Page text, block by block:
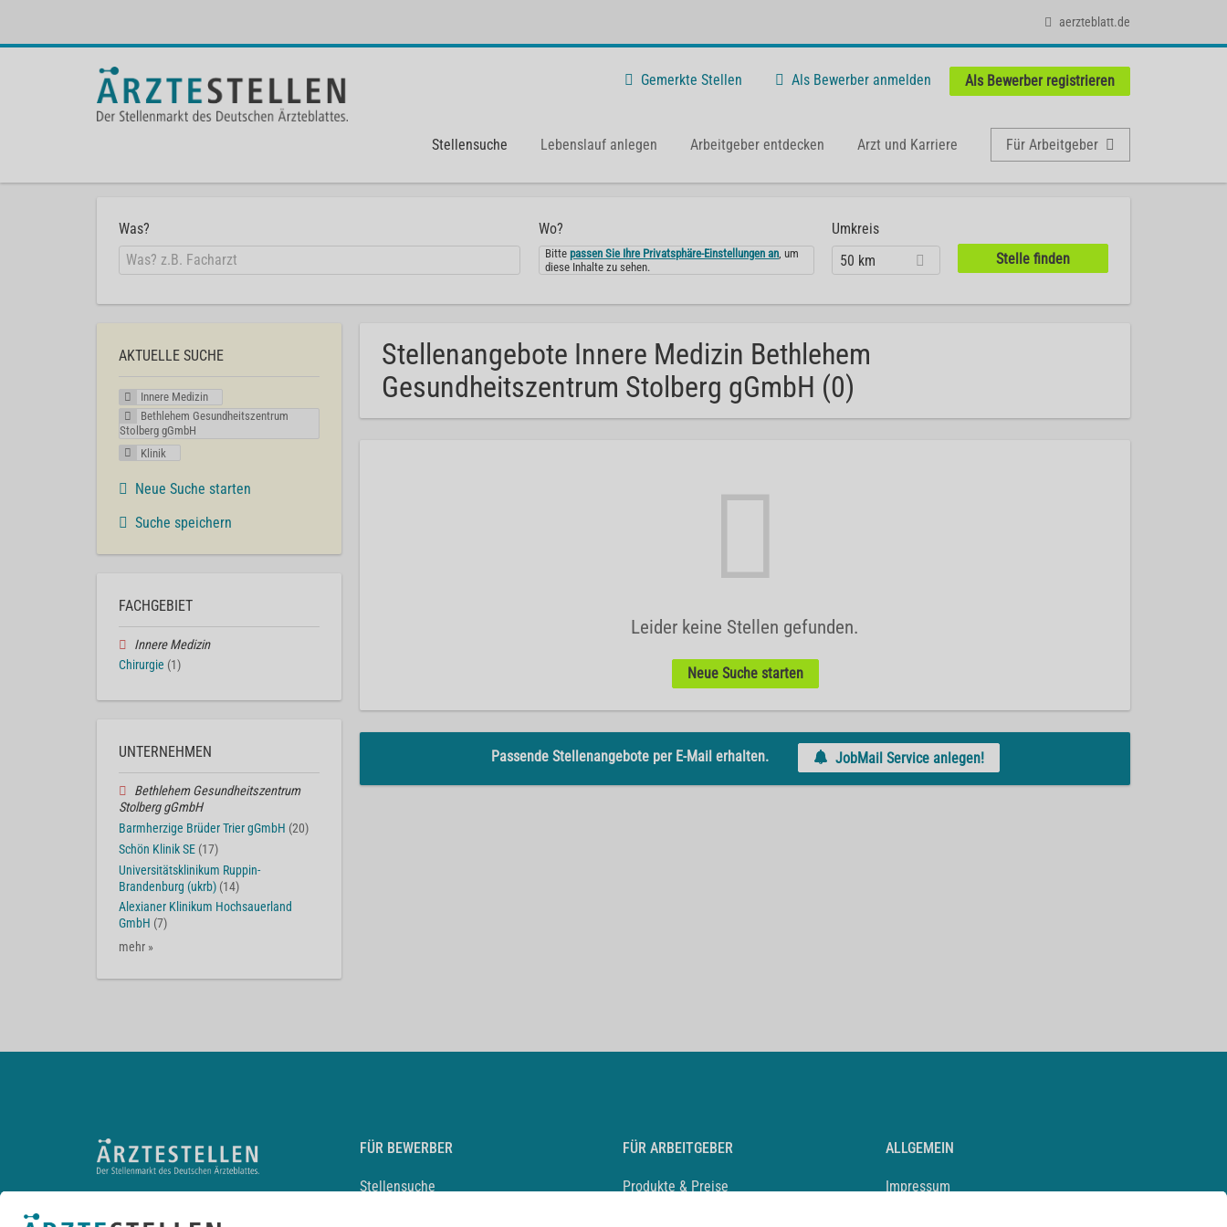
aerzteblatt.de
Gemerkte Stellen Als Bewerber anmelden Als Bewerber registrieren
Stellensuche Lebenslauf anlegen Arbeitgeber entdecken Arzt und Karriere Für Arbeitgeber
Was? Wo?
Bittepassen Sie Ihre Privatsphäre-Einstellungen an, um
diese Inhalte zu sehen.
Umkreis
50 km
Stellenangebote Innere Medizin Bethlehem
Gesundheitszentrum Stolberg gGmbH (0)
Leider keine Stellen gefunden.
Neue Suche starten
Passende Stellenangebote per E-Mail erhalten. JobMail Service anlegen!
AKTUELLE SUCHE
Innere Medizin
Bethlehem Gesundheitszentrum
Stolberg gGmbH
Klinik
Neue Suche starten
Suche speichern
FACHGEBIET
Innere Medizin
Chirurgie (1)
UNTERNEHMEN
Bethlehem Gesundheitszentrum
Stolberg gGmbH
Barmherzige Brüder Trier gGmbH (20)
Schön Klinik SE (17)
Universitätsklinikum Ruppin-
Brandenburg (ukrb) (14)
Alexianer Klinikum Hochsauerland
GmbH (7)
mehr »
FÜR BEWERBER
Stellensuche
FÜR ARBEITGEBER
Produkte & Preise
ALLGEMEIN
Impressum